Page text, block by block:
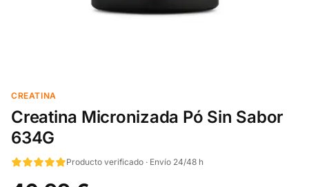
CREATINA
Creatina Micronizada Pó Sin Sabor
634G
Producto verificado · Envío 24/48 h